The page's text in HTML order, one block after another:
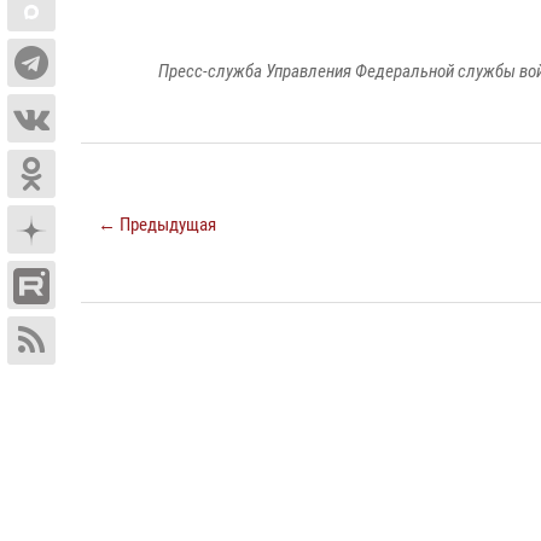
Пресс-служба Управления Федеральной службы
← Предыдущая